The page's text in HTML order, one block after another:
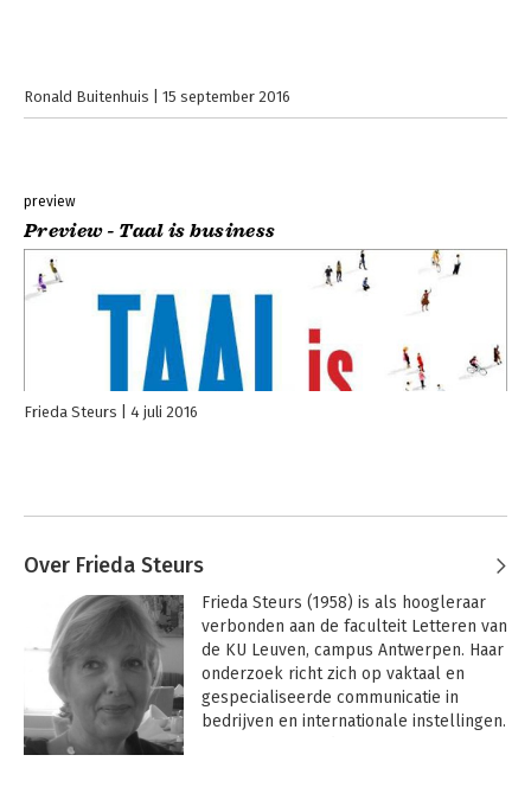
Ronald Buitenhuis 15 september 2016
preview
Preview - Taal is business
Frieda Steurs 4 juli 2016
Over Frieda Steurs
Frieda Steurs (1958) is als hoogleraar
verbonden aan de faculteit Letteren van
de KU Leuven, campus Antwerpen. Haar
onderzoek richt zich op vaktaal en
gespecialiseerde communicatie in
bedrijven en internationale instellingen.